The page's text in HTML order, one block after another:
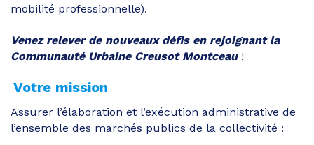
mobilité professionnelle).
Venez relever de nouveaux défis en rejoignant la
Communauté Urbaine Creusot Montceau!
Votre mission
Assurer l’élaboration et l’exécution administrative de
l’ensemble des marchés publics de la collectivité :